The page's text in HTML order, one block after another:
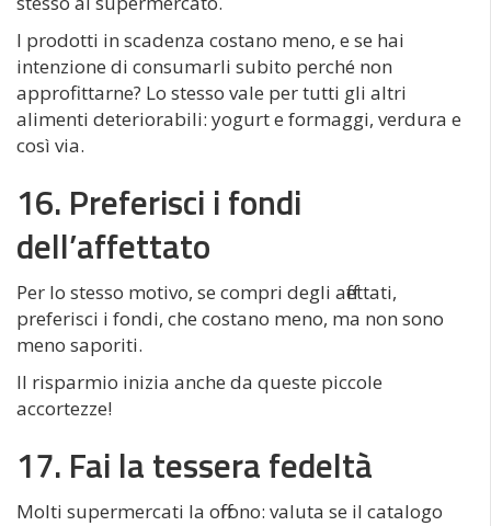
I prodotti in scadenza costano meno, e se hai
intenzione di consumarli subito perché non
approfittarne? Lo stesso vale per tutti gli altri
alimenti deteriorabili: yogurt e formaggi, verdura e
così via.
16. Preferisci i fondi
dell’affettato
Per lo stesso motivo, se compri degli affettati,
preferisci i fondi, che costano meno, ma non sono
meno saporiti.
Il risparmio inizia anche da queste piccole
accortezze!
17. Fai la tessera fedeltà
Molti supermercati la offrono: valuta se il catalogo